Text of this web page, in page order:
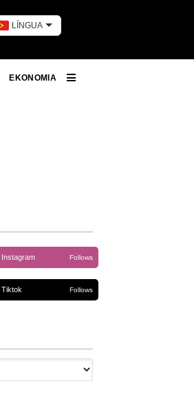
LÍNGUA
EKONOMIA
Instagram Follows
Tiktok Follows